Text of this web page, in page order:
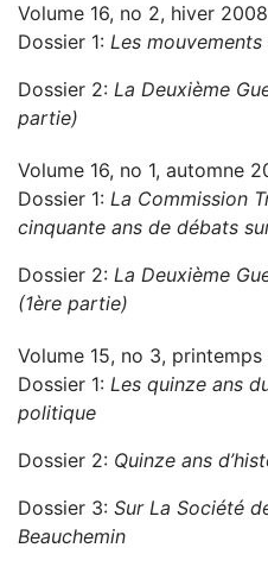
Volume 16, no 2, hiver
Dossier 1: Les
Dossier 2: La Deuxième
partie)
Volume 16, no 1, automne
Dossier 1: La Commission
cinquante ans de débats
Dossier 2: La Deuxième
(1ère partie)
Volume 15, no 3,
Dossier 1: Les quinze ans
politique
Dossier 2: Quinze ans
Dossier 3: Sur La Société
Beauchemin